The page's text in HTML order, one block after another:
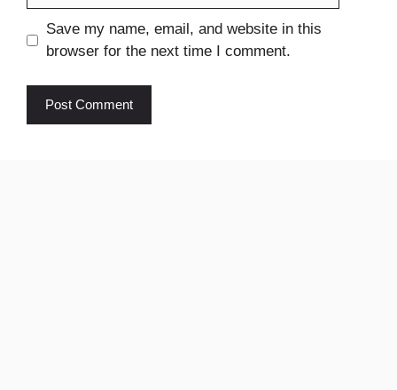
Save my name, email, and website in this
browser for the next time I comment.